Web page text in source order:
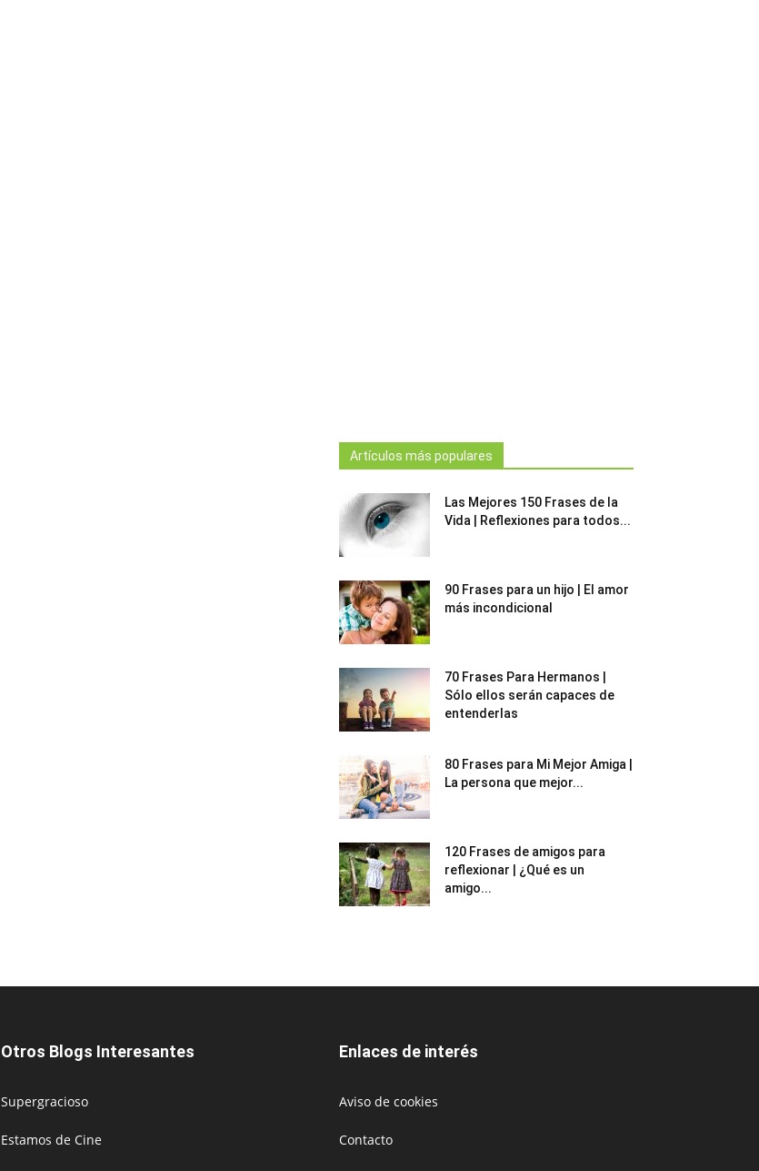
Artículos más populares
Las Mejores 150 Frases de la
Vida | Reflexiones para todos...
90 Frases para un hijo | El amor
más incondicional
70 Frases Para Hermanos |
Sólo ellos serán capaces de
entenderlas
80 Frases para Mi Mejor Amiga |
La persona que mejor...
120 Frases de amigos para
reflexionar | ¿Qué es un
amigo...
Otros Blogs Interesantes
Supergracioso
Estamos de Cine
Enlaces de interés
Aviso de cookies
Contacto